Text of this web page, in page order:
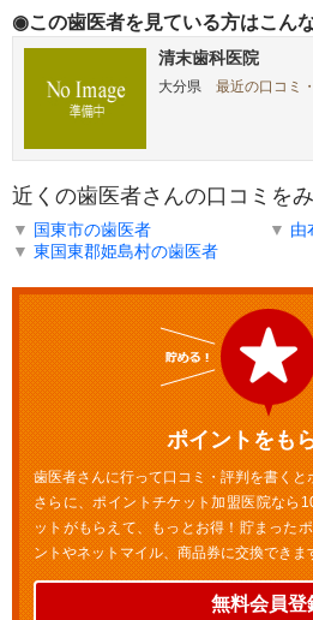
◉この歯医者を見ている方はこん
清末歯科医院
大分県 最近の口コミ
近くの歯医者さんの口コミを
▼ 国東市の歯医者 ▼ 由
▼ 東国東郡姫島村の歯医者
ポイントをも
歯医者さんに行って口コミ・評判を書く
さらに、ポイントチケット加盟医院なら
ットがもらえて、もっとお得！貯まった
ントやネットマイル、商品券に交換できま
無料会員登